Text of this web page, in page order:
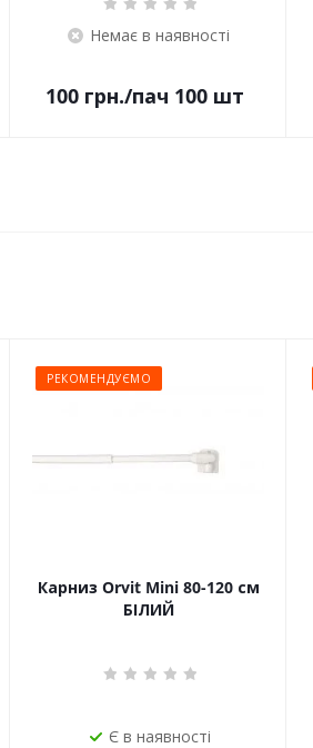
Немає в наявності
100грн./пач 100 шт
РЕКОМЕНДУЄМО
Карниз Orvit Mini 80-120 см
БІЛИЙ
Є в наявності